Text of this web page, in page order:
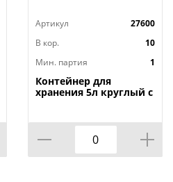
Артикул
27600
В кор.
10
Мин. партия
1
Контейнер для
хранения 5л круглый с
1/10